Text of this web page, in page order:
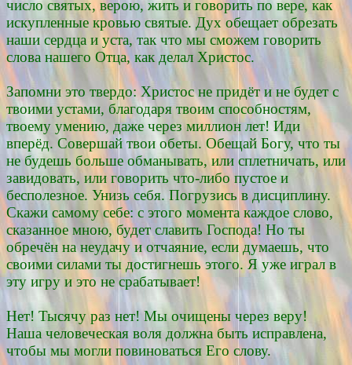
число святых, верою, жить и говорить по вере, как
искупленные кровью святые. Дух обещает обрезать
наши сердца и уста, так что мы сможем говорить
слова нашего Отца, как делал Христос.
Запомни это твердо: Христос не придёт и не будет с
твоими устами, благодаря твоим способностям,
твоему умению, даже через миллион лет! Иди
вперёд. Совершай твои обеты. Обещай Богу, что ты
не будешь больше обманывать, или сплетничать, или
завидовать, или говорить что-либо пустое и
бесполезное. Унизь себя. Погрузись в дисциплину.
Скажи самому себе: с этого момента каждое слово,
сказанное мною, будет славить Господа! Но ты
обречён на неудачу и отчаяние, если думаешь, что
своими силами ты достигнешь этого. Я уже играл в
эту игру и это не срабатывает!
Нет! Тысячу раз нет! Мы очищены через веру!
Наша человеческая воля должна быть исправлена,
чтобы мы могли повиноваться Его слову.